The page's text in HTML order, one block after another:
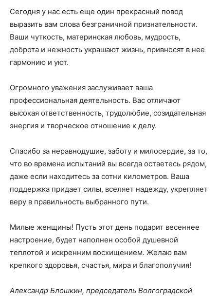
Сегодня у нас есть еще один прекрасный повод
выразить вам слова безграничной признательности.
Ваши чуткость, материнская любовь, мудрость,
доброта и нежность украшают жизнь, привносят в нее
гармонию и уют.
Огромного уважения заслуживает ваша
профессиональная деятельность. Вас отличают
высокая ответственность, трудолюбие, созидательная
энергия и творческое отношение к делу.
Спасибо за неравнодушие, заботу и милосердие, за то,
что во времена испытаний вы всегда остаетесь рядом,
даже если находитесь за сотни километров. Ваша
поддержка придает силы, вселяет надежду, укрепляет
веру в правильность выбранного пути.
Милые женщины! Пусть этот день подарит весеннее
настроение, будет наполнен особой душевной
теплотой и искренним восхищением. Желаю вам
крепкого здоровья, счастья, мира и благополучия!
Александр Блошкин, председатель Волгоградской